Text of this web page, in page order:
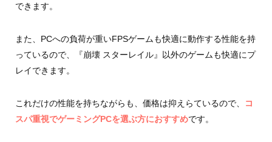
できます。
また、PCへの負荷が重いFPSゲームも快適に動作する性能を持
っているので、『崩壊 スターレイル』以外のゲームも快適にプ
レイできます。
これだけの性能を持ちながらも、価格は抑えらているので、
コ
スパ重視でゲーミングPCを選ぶ方におすすめです。